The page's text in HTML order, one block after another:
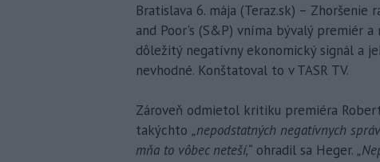
Bratislava 6. mája (Teraz.sk) –
and Poor's (S&P) vníma bývalý premiér
dôležitý negatívny ekonomický signál a
nevhodné. Konštatoval to v TASR TV.
Zároveň odmietol kritiku premiéra
takýchto „nepodstatných negatívnych
mňa to vôbec neteší,“ ohradil sa Heger.